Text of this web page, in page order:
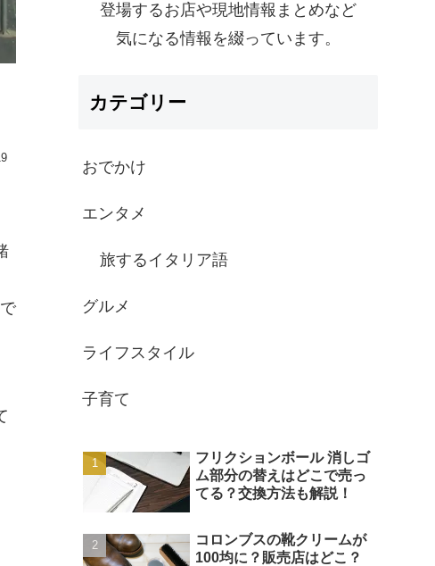
登場するお店や現地情報まとめなど
気になる情報を綴っています。
カテゴリー
おでかけ
エンタメ
旅するイタリア語
グルメ
ライフスタイル
子育て
フリクションボール 消しゴ
ム部分の替えはどこで売っ
てる？交換方法も解説！
コロンブスの靴クリームが
100均に？販売店はどこ？